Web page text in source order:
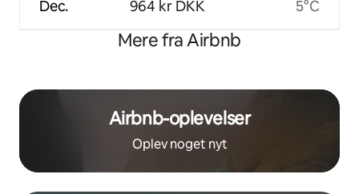
Dec. 964 kr DKK 5°C
Mere fra Airbnb
Airbnb-oplevelser
Oplev noget nyt